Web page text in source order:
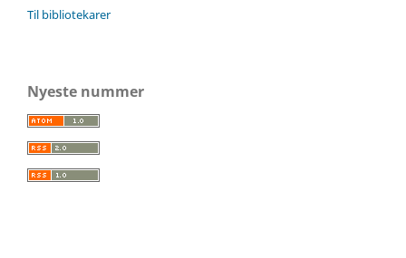
Til bibliotekarer
Nyeste nummer